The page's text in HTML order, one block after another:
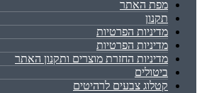
מפת האתר
תקנון
מדיניות הפרטיות
מדיניות הפרטיות
מדיניות החזרת מוצרים ותקנון האתר
ביטולים
קטלוג צבעים לרהיטים